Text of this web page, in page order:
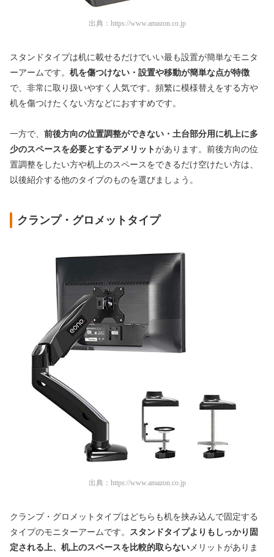
出典： https://www.amazon.co.jp
スタンドタイプは机に載せるだけでいい最も設置が簡単なモニタ
ーアームです。 机を傷つけない・設置や移動が簡単な点が特徴
で、非常に取り扱いやすく人気です。頻繁に模様替えをする方や
机を傷つけたくない方などにおすすめです。
一方で、 前後方向の位置調整ができない・土台部分用に机上に多
少のスペースを必要とするデメリットがあります。前後方向の位
置調整をしたい方や机上のスペースをできるだけ空けたい方は、
以後紹介する他のタイプのものを選びましょう。
クランプ・グロメットタイプ
出典： https://www.amazon.co.jp
クランプ・グロメットタイプはどちらも机を挟み込んで固定する
タイプのモニターアームです。
スタンドタイプよりもしっかり固
定される上、机上のスペースを比較的取らない メリットがありま